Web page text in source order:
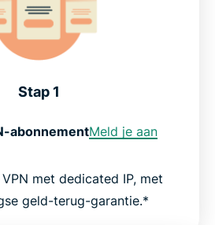
Stap 1
abonnementMeld je aan
met dedicated IP, met
geld-terug-garantie.*